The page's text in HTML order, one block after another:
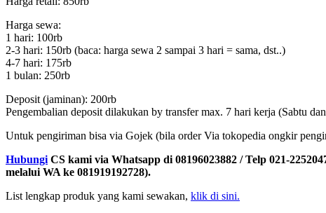
Harga sewa:
1 hari: 100rb
2-3 hari: 150rb (baca: harga sewa 2 sampai 3 hari = sama, dst..)
4-7 hari: 175rb
1 bulan: 250rb
Deposit (jaminan): 200rb
Pengembalian deposit dilakukan by transfer max. 7 hari kerja (Sabtu
Untuk pengiriman bisa via Gojek (bila order Via tokopedia ongkir
Hubungi CS kami via Whatsapp di 08196023882 / Telp 021-
melalui WA ke 081919192728).
List lengkap produk yang kami sewakan, klik di sini.